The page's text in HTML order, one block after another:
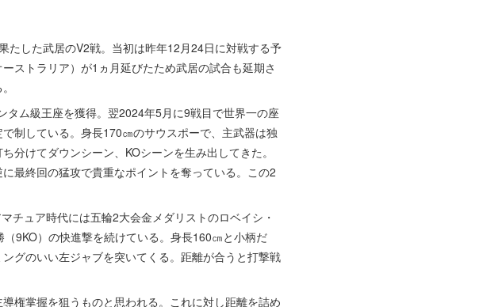
した武居のV2戦。当初は昨年12月24日に対戦する予
ストラリア）が1ヵ月延びたため武居の試合も延期さ
ム級王座を獲得。翌2024年5月に9戦目で世界一の座
制している。身長170㎝のサウスポーで、主武器は独
分けてダウンシーン、KOシーンを生み出してきた。
最終回の猛攻で貴重なポイントを奪っている。この2
ュア時代には五輪2大会金メダリストのロベイシ・
9KO）の快進撃を続けている。身長160㎝と小柄だ
グのいい左ジャブを突いてくる。距離が合うと打撃戦
権掌握を狙うものと思われる。これに対し距離を詰め